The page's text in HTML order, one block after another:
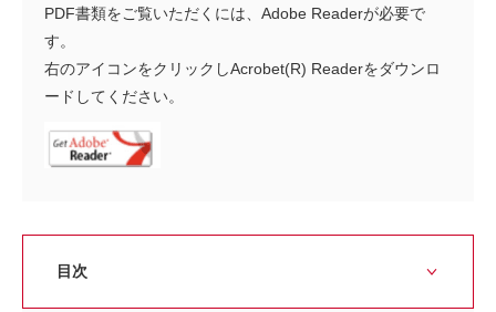
PDF書類をご覧いただくには、Adobe Readerが必要で
す。
右のアイコンをクリックしAcrobet(R) Readerをダウンロ
ードしてください。
目次